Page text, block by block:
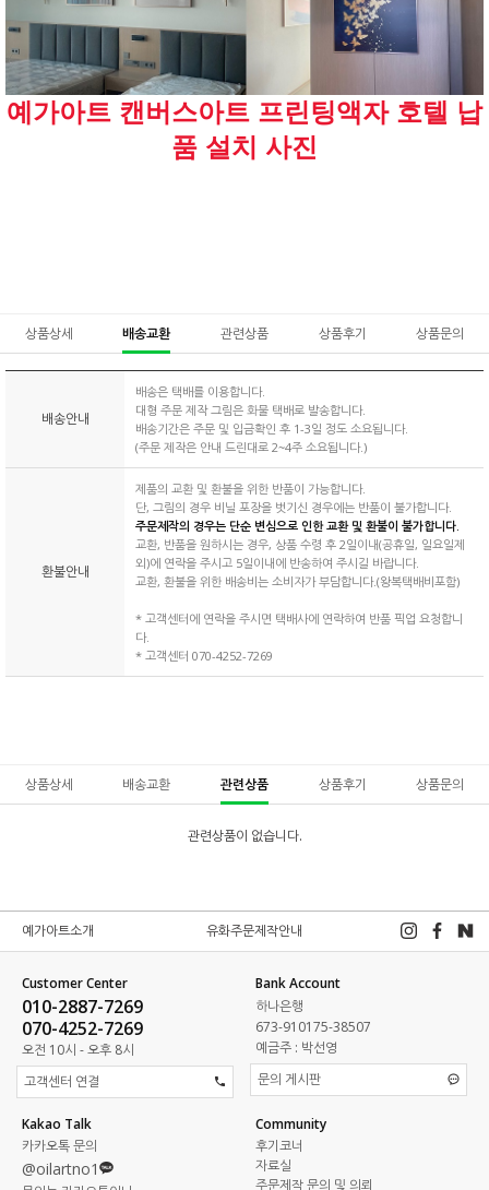
예가아트 캔버스아트 프린팅액자 호텔 납
품 설치 사진
상품상세 배송교환 관련상품 상품후기 상품문의
배송안내
배송은 택배를 이용합니다.
대형 주문 제작 그림은 화물 택배로 발송합니다.
배송기간은 주문 및 입금확인 후 1-3일 정도 소요됩니다.
(주문 제작은 안내 드린대로 2~4주 소요됩니다.)
환불안내
제품의 교환 및 환불을 위한 반품이 가능합니다.
단, 그림의 경우 비닐 포장을 벗기신 경우에는 반품이 불가합니다.
주문제작의 경우는 단순 변심으로 인한 교환 및 환불이 불가합니다.
교환, 반품을 원하시는 경우, 상품 수령 후 2일이내(공휴일, 일요일제
외)에 연락을 주시고 5일이내에 반송하여 주시길 바랍니다.
교환, 환불을 위한 배송비는 소비자가 부담합니다.(왕복택배비포함)
* 고객센터에 연락을 주시면 택배사에 연락하여 반품 픽업 요청합니
다.
* 고객센터 070-4252-7269
상품상세 배송교환 관련상품 상품후기 상품문의
관련상품이 없습니다.
예가아트소개 유화주문제작안내
Customer Center
010-2887-7269
070-4252-7269
오전 10시 - 오후 8시
고객센터 연결
Bank Account
하나은행
673-910175-38507
예금주 : 박선영
문의 게시판
Kakao Talk
카카오톡 문의
@oilartno1
Community
후기코너
자료실
주문제작 문의 및 의뢰